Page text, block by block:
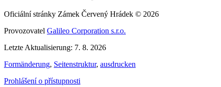
Oficiální stránky Zámek Červený Hrádek © 2026
Provozovatel Galileo Corporation s.r.o.
Letzte Aktualisierung: 7. 8. 2026
Formänderung, Seitenstruktur, ausdrucken
Prohlášení o přístupnosti